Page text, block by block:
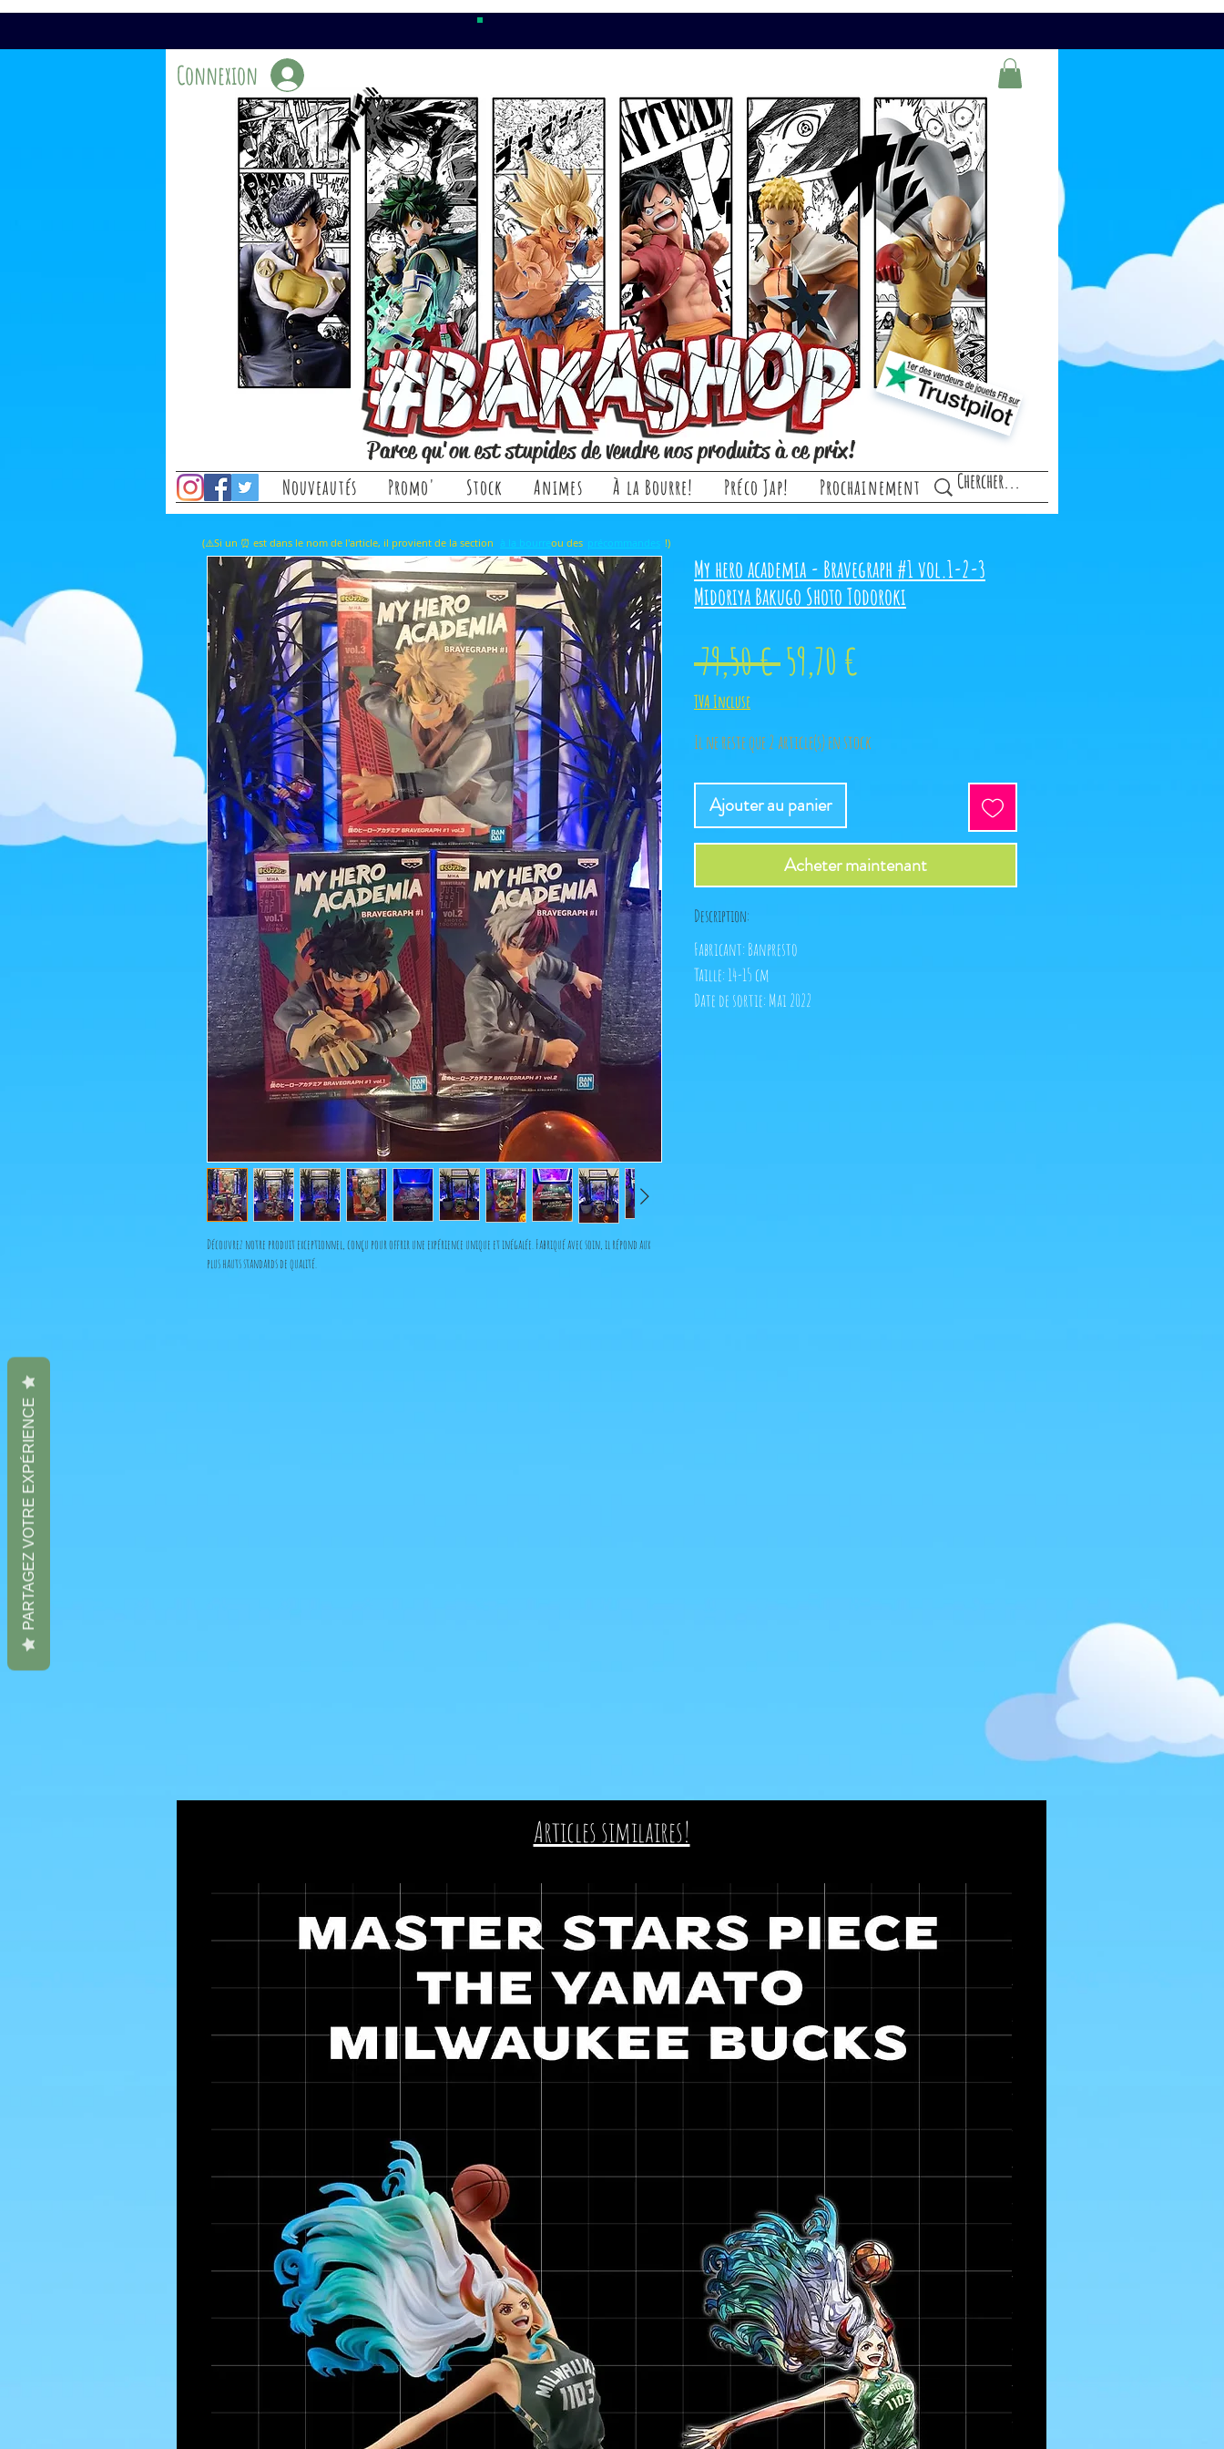
Connexion
Parce qu'on est stupides de vendre nos produits à ce prix!
Nouveautés Promo' Stock Animes À la Bourre! Préco Jap! Prochainement
Découvrez notre produit exceptionnel, conçu pour offrir une expérience unique et inégalée. Fabriqué avec soin, il répond aux
plus hauts standards de qualité.
My hero academia - Bravegraph #1 vol.1-2-3
Midoriya Bakugo Shoto Todoroki
79,50 € Prix
59,70 €
TVA Incluse
Il ne reste que 2 article(s) en stock
Ajouter au panier
Acheter maintenant
Description:
Fabricant: Banpresto
Taille: 14-15 cm
Date de sortie: Mai 2022
(⚠️Si un ⏰ est dans le nom de l'article, il provient de la section ou des !)
à la bourre précommandes
Articles similaires!
PARTAGEZ VOTRE EXPÉRIENCE